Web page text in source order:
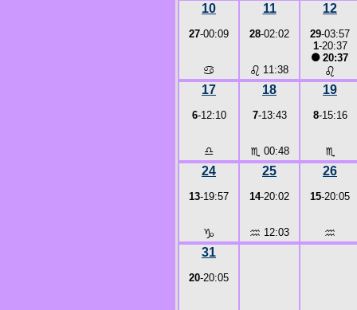
10
27-00:09
♋
11
28-02:02
♌ 11:38
12
29-03:57
1-20:37
●20:37
♌
17
6-12:10
♎
18
7-13:43
♏ 00:48
19
8-15:16
♏
24
13-19:57
♑
25
14-20:02
♒ 12:03
26
15-20:05
♒
31
20-20:05